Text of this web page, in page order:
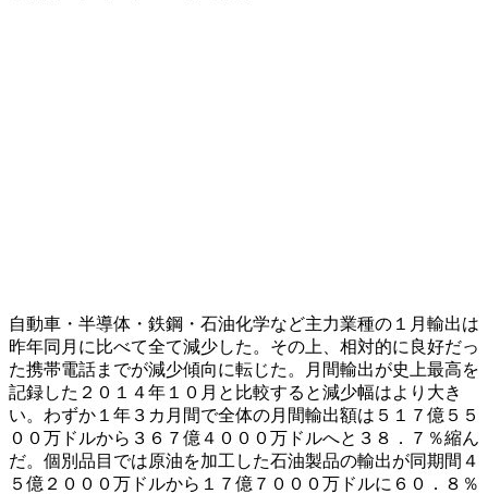
自動車・半導体・鉄鋼・石油化学など主力業種の１月輸出は
昨年同月に比べて全て減少した。その上、相対的に良好だっ
た携帯電話までが減少傾向に転じた。月間輸出が史上最高を
記録した２０１４年１０月と比較すると減少幅はより大き
い。わずか１年３カ月間で全体の月間輸出額は５１７億５５
００万ドルから３６７億４０００万ドルへと３８．７％縮ん
だ。個別品目では原油を加工した石油製品の輸出が同期間４
５億２０００万ドルから１７億７０００万ドルに６０．８％